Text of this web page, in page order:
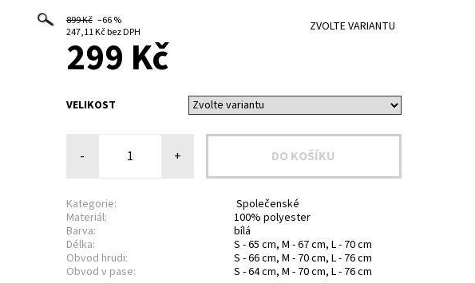
899 Kč –66 %
247,11 Kč bez DPH
ZVOLTE VARIANTU
299 Kč
VELIKOST
- +
Kategorie:
Společenské
Materiál:
100% polyester
Barva:
bílá
Délka:
S - 65 cm, M - 67 cm, L - 70 cm
Obvod hrudi:
S - 66 cm, M - 70 cm, L - 76 cm
Obvod v pase:
S - 64 cm, M - 70 cm, L - 76 cm